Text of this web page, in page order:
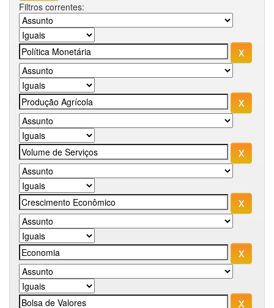
Filtros correntes: